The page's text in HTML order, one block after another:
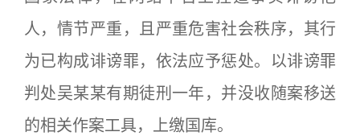
人，情节严重，且严重危害社会秩序，其行
为已构成诽谤罪，依法应予惩处。以诽谤罪
判处吴某某有期徒刑一年，并没收随案移送
的相关作案工具，上缴国库。